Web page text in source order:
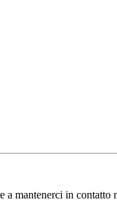
mantenerci in contatto